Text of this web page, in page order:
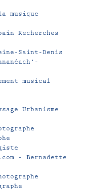
musique
Recherches
Saint-Denis
musical
Urbanisme
– Bernadette